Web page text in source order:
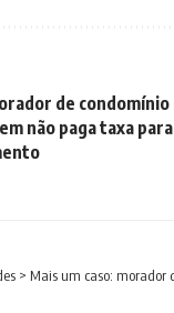
de
não paga taxa
> Mais um caso: